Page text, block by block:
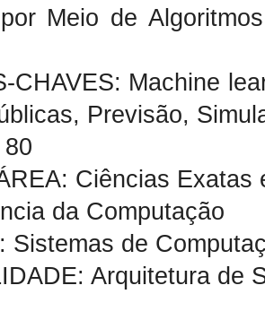
Meio de
CHAVES: Machine
Previsão,
Ciências Exatas
da Computação
Sistemas de
Arquitetura de